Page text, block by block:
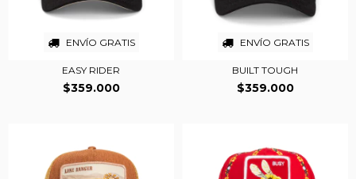
ENVÍO GRATIS
EASY RIDER
$359.000
ENVÍO GRATIS
BUILT TOUGH
$359.000